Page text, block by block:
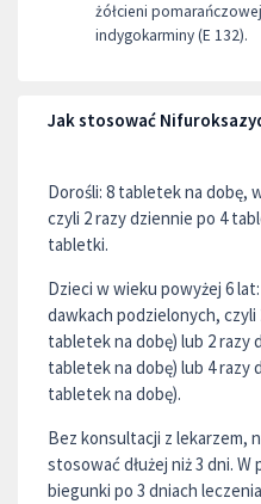
żółcieni
indygokarminy (E 132).
Jak stosować
Dorośli: 8 tabletek na dobę,
czyli 2 razy dziennie po 4
tabletki.
Dzieci w wieku powyżej 6
dawkach podzielonych,
tabletek na dobę) lub 2 razy
tabletek na dobę) lub 4 razy
tabletek na dobę).
Bez konsultacji z lekarzem,
stosować dłużej niż 3 dni.
biegunki po 3 dniach